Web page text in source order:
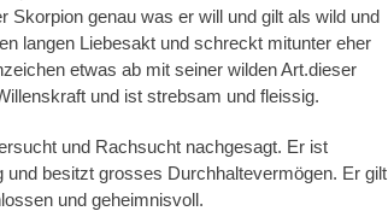
Skorpion genau was er will und gilt als wild und
langen Liebesakt und schreckt mitunter eher
etwas ab mit seiner wilden Art.dieser
und ist strebsam und fleissig.
und Rachsucht nachgesagt. Er ist
und besitzt grosses Durchhaltevermögen. Er gilt
und geheimnisvoll.